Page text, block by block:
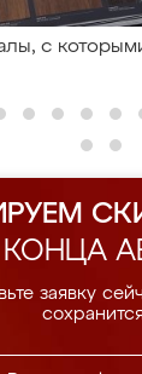
с
заявку